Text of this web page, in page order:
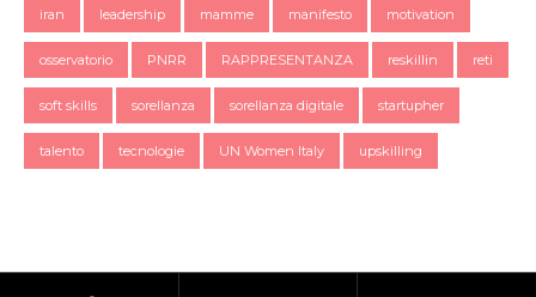
iran leadership mamme manifesto motivation
osservatorio PNRR RAPPRESENTANZA reskillin reti
soft skills sorellanza sorellanza digitale startupher
talento tecnologie UN Women Italy upskilling